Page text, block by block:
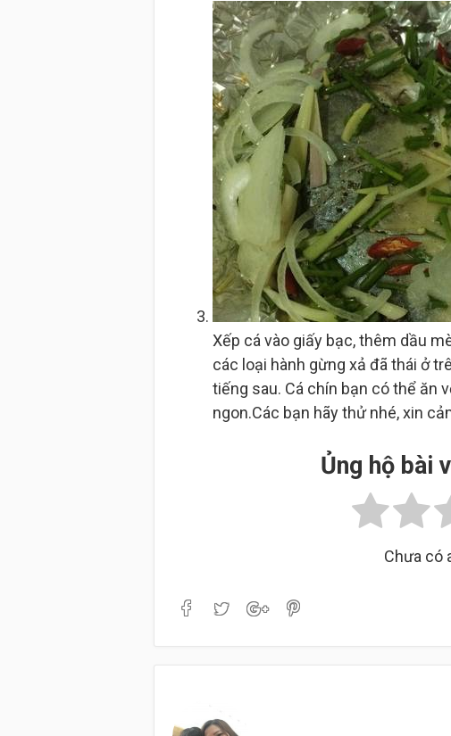
Xếp cá vào giấy bạc, thêm dầu
các loại hành gừng xả đã thái ở
tiếng sau. Cá chín bạn có thể ăn
ngon.Các bạn hãy thử nhé, xin
Ủng hộ bài
Chưa có